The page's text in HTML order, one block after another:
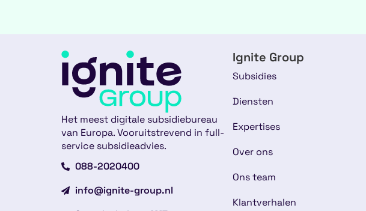
Het meest digitale subsidiebureau
van Europa. Vooruitstrevend in full-
service subsidieadvies.
088-2020400
info@ignite-group.nl
Ignite Group
Subsidies
Diensten
Expertises
Over ons
Ons team
Klantverhalen